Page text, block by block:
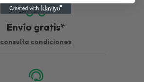
Envío gratis*
consulta condiciones